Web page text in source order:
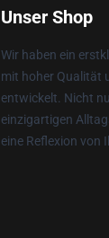
Unser Shop
Wir haben ein
mit hoher Qualität
entwickelt. Nicht
einzigartigen
eine Reflexion von